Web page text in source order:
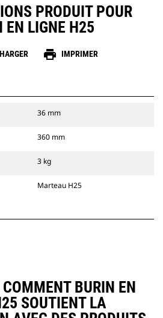
PRODUIT POUR
EN LIGNE H25
print IMPRIMER
36 mm
360 mm
3 kg
Marteau H25
COMMENT BURIN EN
SOUTIENT LA